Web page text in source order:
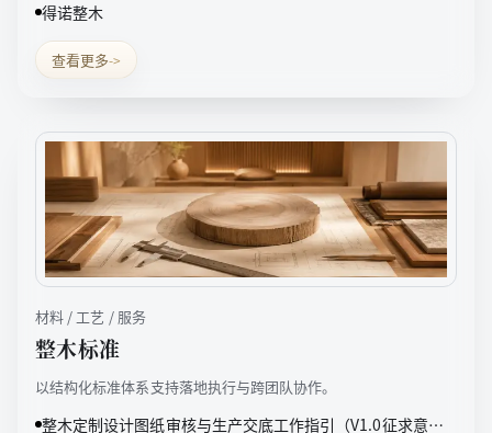
得诺整木
查看更多->
材料 / 工艺 / 服务
整木标准
以结构化标准体系支持落地执行与跨团队协作。
整木定制设计图纸审核与生产交底工作指引（V1.0征求意见